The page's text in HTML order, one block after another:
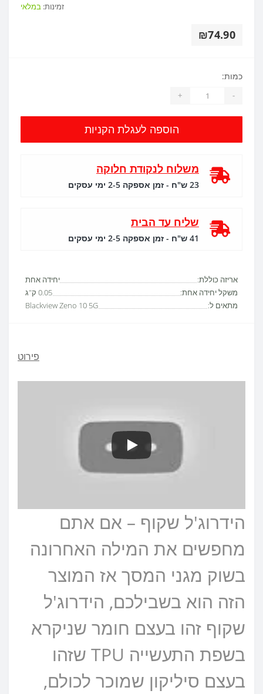
זמינות: במלאי
₪74.90
אריזה כוללת:
יחידה אחת
משקל יחידה אחת:
0.05 ק"ג
מתאים ל:
Blackview Zeno 10 5G
כמות:
-
+
הוספה לעגלת הקניות
משלוח לנקודת חלוקה
23 ש"ח - זמן אספקה 2-5 ימי עסקים
שליח עד הבית
41 ש"ח - זמן אספקה 2-5 ימי עסקים
פירוט
הידרוג'ל שקוף – אם אתם
מחפשים את המילה האחרונה
בשוק מגני המסך אז המוצר
הזה הוא בשבילכם, הידרוג'ל
שקוף זהו בעצם חומר שניקרא
בשפת התעשייה TPU שזהו
בעצם סיליקון שמוכר לכולם,